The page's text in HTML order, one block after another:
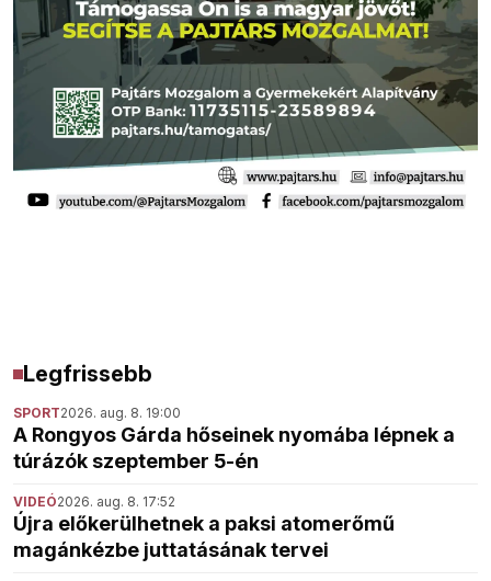
Legfrissebb
SPORT2026. aug. 8. 19:00
A Rongyos Gárda hőseinek nyomába lépnek a
túrázók szeptember 5-én
VIDEÓ2026. aug. 8. 17:52
Újra előkerülhetnek a paksi atomerőmű
magánkézbe juttatásának tervei